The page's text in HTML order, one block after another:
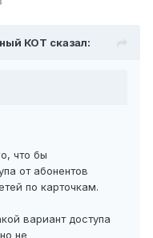
КОТ сказал:
что бы
от абонентов
по карточкам.
вариант доступа
не